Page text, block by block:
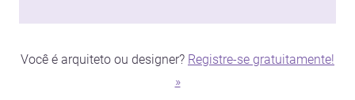
Você é arquiteto ou designer? Registre-se gratuitamente!
»